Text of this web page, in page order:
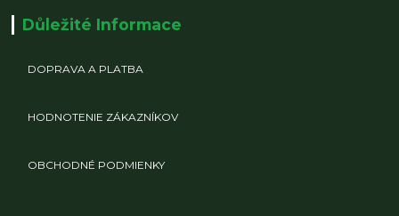
Důležité Informace
DOPRAVA A PLATBA
HODNOTENIE ZÁKAZNÍKOV
OBCHODNÉ PODMIENKY